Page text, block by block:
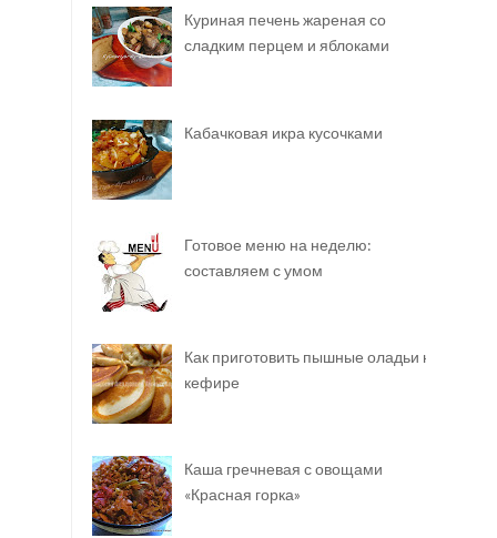
Куриная печень жареная со
сладким перцем и яблоками
Кабачковая икра кусочками
Готовое меню на неделю:
составляем с умом
Как приготовить пышные оладьи на
кефире
Каша гречневая с овощами
«Красная горка»